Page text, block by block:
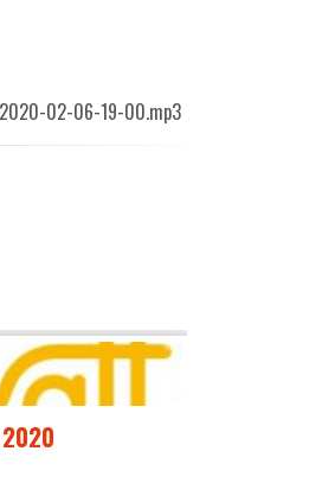
2020-02-06-19-00.mp3